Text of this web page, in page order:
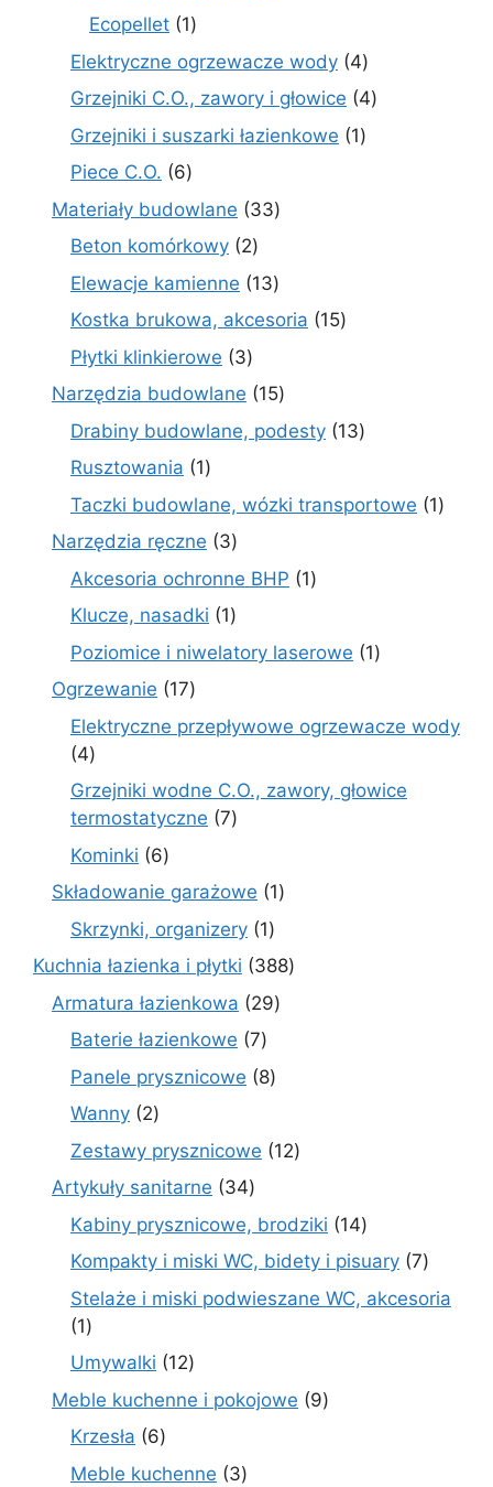
Ecopellet 11
Elektryczne ogrzewacze wody 44
produkty
Grzejniki C.O., zawory i głowice 44
Grzejniki i suszarki łazienkowe 11
Piece C.O. 66
produktów
Materiały budowlane 3333
Beton komórkowy 22
produkty
Elewacje kamienne 1313
produktów
Kostka brukowa, akcesoria 1515
Płytki klinkierowe 33
produkty
Narzędzia budowlane 1515
produktów
Drabiny budowlane, podesty 1313
Rusztowania 11
produkt
Taczki budowlane, wózki transportowe 11
Narzędzia ręczne 33
produkty
Akcesoria ochronne BHP 11
Klucze, nasadki 11
produkt
Poziomice i niwelatory laserowe 11
Ogrzewanie 1717
produktów
Elektryczne przepływowe ogrzewacze wody
44
produkty
Grzejniki wodne C.O., zawory, głowice
termostatyczne 77
Kominki 66
produktów
Składowanie garażowe 11
Skrzynki, organizery 11
produkt
Kuchnia łazienka i płytki 388388
Armatura łazienkowa 2929
Baterie łazienkowe 77
produktów
Panele prysznicowe 88
Wanny 22
produkty
Zestawy prysznicowe 1212
Artykuły sanitarne 3434
produkty
Kabiny prysznicowe, brodziki 1414
produktów
Kompakty i miski WC, bidety i pisuary 77
Stelaże i miski podwieszane WC, akcesoria
11
produkt
Umywalki 1212
produktów
Meble kuchenne i pokojowe 99
Krzesła 66
produktów
Meble kuchenne 33